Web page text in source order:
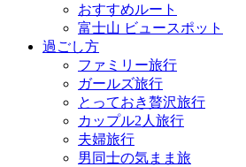
おすすめルート
富士山 ビュースポット
過ごし方
ファミリー旅行
ガールズ旅行
とっておき贅沢旅行
カップル2人旅行
夫婦旅行
男同士の気まま旅